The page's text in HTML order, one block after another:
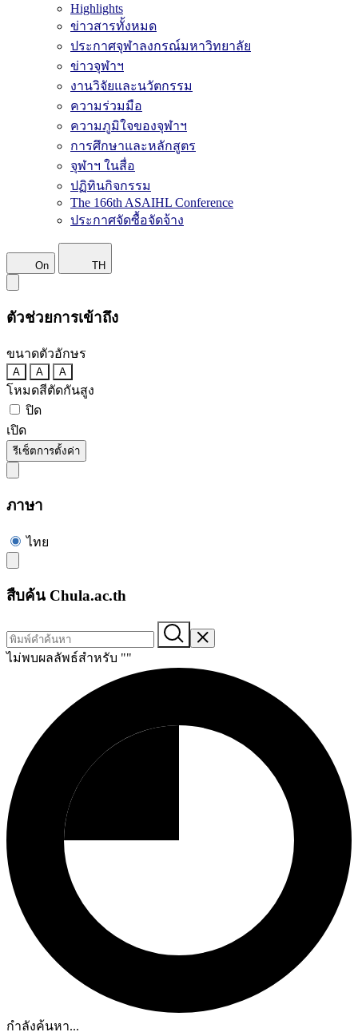
Highlights
ข่าวสารทั้งหมด
ประกาศจุฬาลงกรณ์มหาวิทยาลัย
ข่าวจุฬาฯ
งานวิจัยและนวัตกรรม
ความร่วมมือ
ความภูมิใจของจุฬาฯ
การศึกษาและหลักสูตร
จุฬาฯ ในสื่อ
ปฏิทินกิจกรรม
The 166th ASAIHL Conference
ประกาศจัดซื้อจัดจ้าง
On TH
ตัวช่วยการเข้าถึง
ขนาดตัวอักษร
A A A
โหมดสีตัดกันสูง
ปิด
เปิด
รีเซ็ตการตั้งค่า
ภาษา
ไทย
สืบค้น Chula.ac.th
ไม่พบผลลัพธ์สำหรับ ""
กำลังค้นหา...